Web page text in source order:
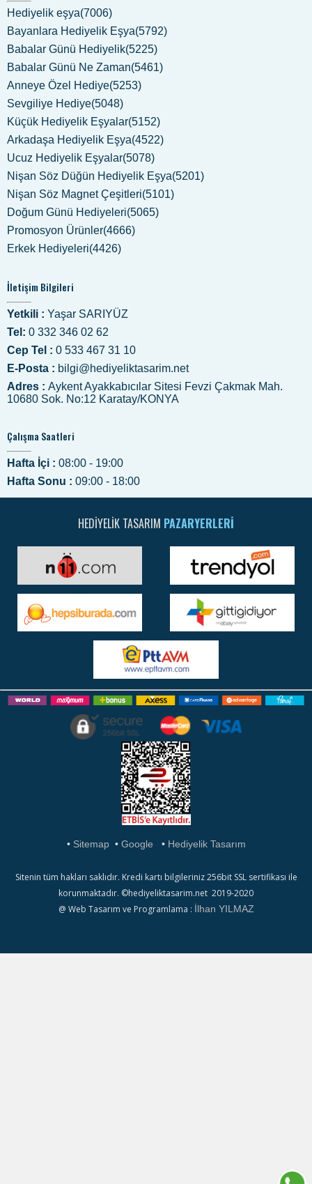
Sık Arananlar
Hediye Sepeti
Sevgiliye Hediye
Erkek Hediye
Eşe Hediye
Anneye Hediye
Doğum Günü Hediye
Öğretmene Hediye
Babaya Hediye
Kapı Süsü
Çok Okunan Bloglar
Hediyelik eşya(7006)
Babalar Günü Hediyelik(5225)
Babalar Günü Ne Zaman(5461)
Anneye Özel Hediye(5253)
Sevgiliye Hediye(5048)
Küçük Hediyelik Eşyalar(5152)
Arkadaşa Hediyelik Eşya(4522)
Ucuz Hediyelik Eşyalar(5078)
Nişan Söz Düğün Hediyelik Eşya(5201)
Doğum Günü Hediyeleri(5065)
Promosyon Ürünler(4666)
Erkek Hediyeleri(4426)
Yetkili :Yaşar SARIYÜZ
0 332 346 02 62
Cep Tel :0 533 467 31 10
E-Posta :
Adres :Aykent Ayakkabıcılar Sitesi Fevzi Çakmak Mah.
10680 Sok. No:12 Karatay/KONYA
Hafta İçi :08:00 - 19:00
09:00 - 18:00
HEDIYELIK TASARIMPAZARYERLERI